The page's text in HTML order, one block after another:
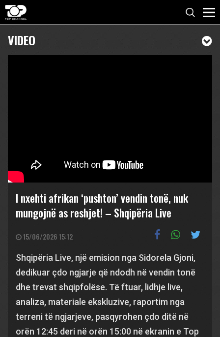
VIDEO
I nxehti afrikan ‘pushton’ vendin tonë, nuk
mungojnë as reshjet! – Shqipëria Live
15/06/2026 15:12
Shqipëria Live, një emision nga Sidorela Gjoni,
dedikuar çdo ngjarje që ndodh në vendin tonë
dhe trevat shqipfolëse. Të ftuar, lidhje live,
analiza, materiale ekskluzive, raportim nga
terreni të ngjarjeve, pasqyrohen çdo ditë në
orën 12:45 deri në orën 15:00 në ekranin e Top